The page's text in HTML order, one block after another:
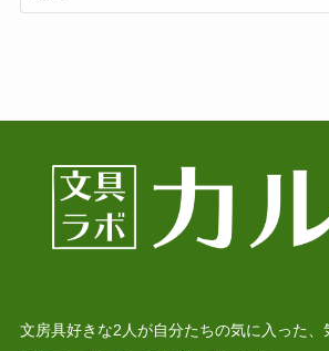
文房具好きな2人が自分たちの気に入った